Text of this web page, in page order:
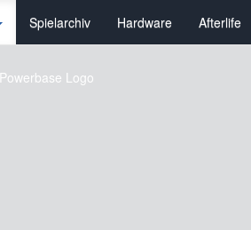
Spielarchiv Hardware Afterlife